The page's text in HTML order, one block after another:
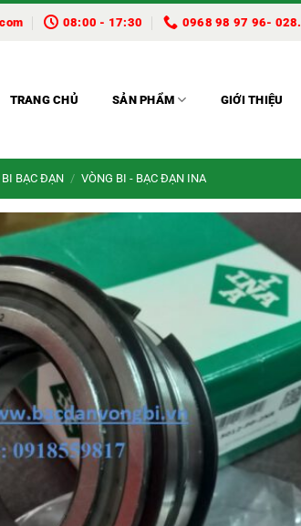
08:00 - 17:30 0968 98 97 96-
TRANG CHỦ SẢN PHẨM GIỚI THIỆU
BI BẠC ĐẠN / VÒNG BI - BẠC ĐẠN INA